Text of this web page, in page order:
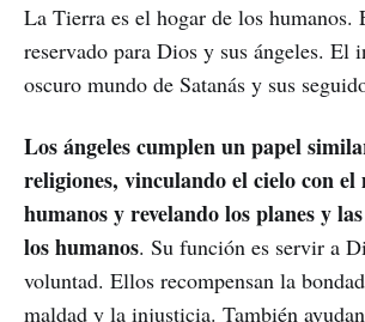
La Tierra es el hogar de los humanos.
reservado para Dios y sus ángeles. El
oscuro mundo de Satanás y sus
Los ángeles cumplen un papel
religiones, vinculando el cielo con el
humanos y revelando los planes y
los humanos. Su función es servir a
voluntad. Ellos recompensan la
maldad y la injusticia. También